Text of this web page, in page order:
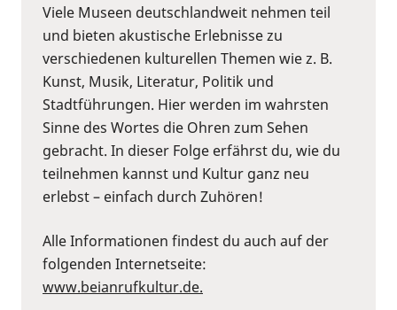
Viele Museen deutschlandweit nehmen teil
und bieten akustische Erlebnisse zu
verschiedenen kulturellen Themen wie z. B.
Kunst, Musik, Literatur, Politik und
Stadtführungen. Hier werden im wahrsten
Sinne des Wortes die Ohren zum Sehen
gebracht. In dieser Folge erfährst du, wie du
teilnehmen kannst und Kultur ganz neu
erlebst – einfach durch Zuhören!
Alle Informationen findest du auch auf der
folgenden Internetseite:
⁠⁠www.beianrufkultur.de.⁠⁠